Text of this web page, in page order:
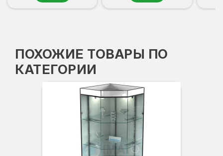
ПОХОЖИЕ ТОВАРЫ ПО
КАТЕГОРИИ